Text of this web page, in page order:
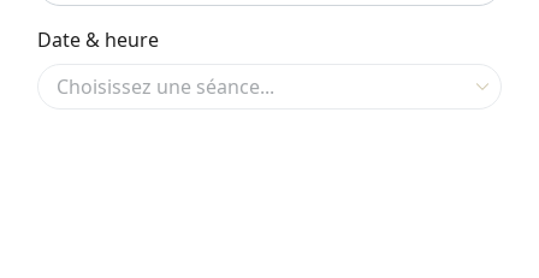
Date & heure